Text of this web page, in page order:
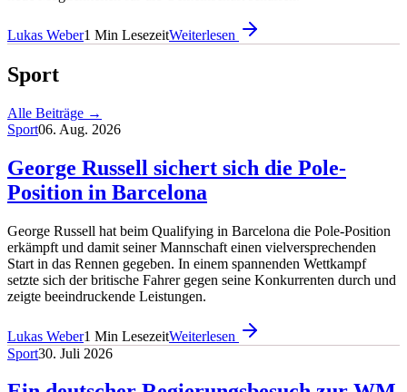
Lukas Weber1 Min LesezeitWeiterlesen
Sport
Alle Beiträge →
Sport06. Aug. 2026
George Russell sichert sich die Pole-
Position in Barcelona
George Russell hat beim Qualifying in Barcelona die Pole-Position
erkämpft und damit seiner Mannschaft einen vielversprechenden
Start in das Rennen gegeben. In einem spannenden Wettkampf
setzte sich der britische Fahrer gegen seine Konkurrenten durch und
zeigte beeindruckende Leistungen.
Lukas Weber1 Min LesezeitWeiterlesen
Sport30. Juli 2026